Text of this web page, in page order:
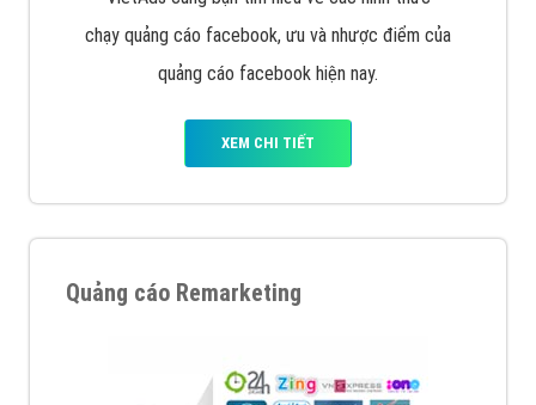
chạy quảng cáo facebook, ưu và nhược điểm của
quảng cáo facebook hiện nay.
XEM CHI TIẾT
Quảng cáo Remarketing